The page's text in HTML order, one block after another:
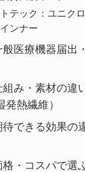
テック：ユニク
ンナー
医療機器届出
み・素材の違
発熱繊維）
できる効果の
・コスパで選